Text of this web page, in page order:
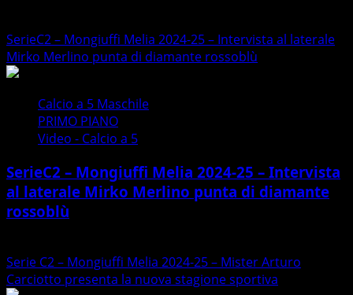
a
mister
(Mongiuffi
Melia)
SerieC2 – Mongiuffi Melia 2024-25 – Intervista al laterale
Mirko Merlino punta di diamante rossoblù
Calcio a 5 Maschile
PRIMO PIANO
Video - Calcio a 5
SerieC2 – Mongiuffi Melia 2024-25 – Intervista
al laterale Mirko Merlino punta di diamante
rossoblù
Serie C2 – Mongiuffi Melia 2024-25 – Mister Arturo
Carciotto presenta la nuova stagione sportiva